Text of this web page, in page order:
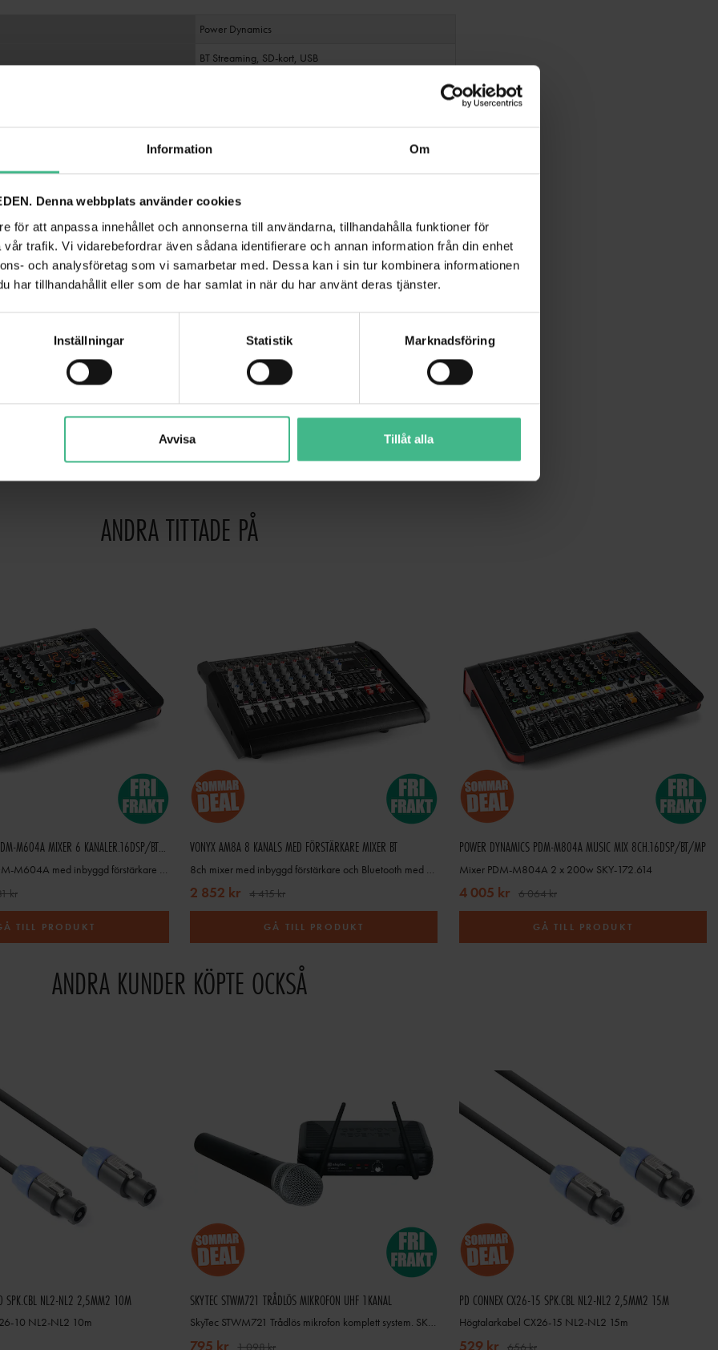
Information Om
Denna webbplats använder cookies
för att anpassa innehållet och annonserna till användarna, tillhandahålla funktioner för
trafik. Vi vidarebefordrar även sådana identifierare och annan information från din enhet
och analysföretag som vi samarbetar med. Dessa kan i sin tur kombinera informationen
har tillhandahållit eller som de har samlat in när du har använt deras tjänster.
Inställningar Statistik Marknadsföring
Avvisa Tillåt alla
Power Dynamics
BT Streaming, SD-kort, USB
2
8 Ohm/ch
150W
20Hz - 20.000Hz
5-band
+/- 12dB
1,5 mV, 2 kohm (balanserad)
100-240VAC 50 / 60Hz
230 x 465 x 215 mm
ANDRA TITTADE PÅ
POWER DYNAMICS PDM-M604A MIXER 6 KANALER.16DSP/BT/MP
Mixerbord 6ch PDM-M604A med inbyggd förstärkare SKY-172.612172.612
kr
TILL PRODUKT
VONYX AM8A 8 KANALS MED FÖRSTÄRKARE MIXER BT
8ch mixer med inbyggd förstärkare och Bluetooth med mer
2 852 kr 4 415 kr
GÅ TILL PRODUKT
POWER DYNAMICS PDM-M804A MUSIC MIX 8CH.16DSP/BT/MP
Mixer PDM-M804A 2 x 200w SKY-172.614
4 005 kr 6 064 kr
GÅ TILL PRODUKT
ANDRA KUNDER KÖPTE OCKSÅ
SPK.CBL NL2-NL2 2,5MM2 10M
10 NL2-NL2 10m
SKYTEC STWM721 TRÅDLÖS MIKROFON UHF 1KANAL
SkyTec STWM721 Trådlös mikrofon komplett system. SKY-179.175
795 kr 1 098 kr
PD CONNEX CX26-15 SPK.CBL NL2-NL2 2,5MM2 15M
Högtalarkabel CX26-15 NL2-NL2 15m
529 kr 656 kr